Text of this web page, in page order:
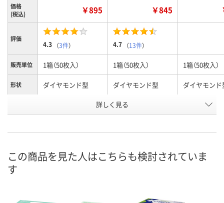
価格
(税込)
￥895 ￥845
評価
4.3 （3件） 4.7 （13件）
販売単位 1箱（50枚入） 1箱（50枚入） 1箱（50枚入）
形状 ダイヤモンド型 ダイヤモンド型 ダイヤモンド
ナチュラルベージュ ホワイト ライトグレー
号
お届け日
詳しく見る
この商品を見た人はこちらも検討されていま
す